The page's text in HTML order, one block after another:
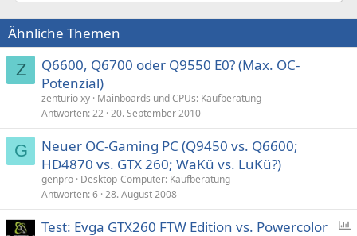
Ähnliche Themen
Z
Q6600, Q6700 oder Q9550 E0? (Max. OC-
Potenzial)
zenturio xy Mainboards und CPUs: Kaufberatung
Antworten 22 20. September 2010
G
Neuer OC-Gaming PC (Q9450 vs. Q6600;
HD4870 vs. GTX 260; WaKü vs. LuKü?)
genpro Desktop-Computer: Kaufberatung
Antworten 6 28. August 2008
Test: Evga GTX260 FTW Edition vs. Powercolor